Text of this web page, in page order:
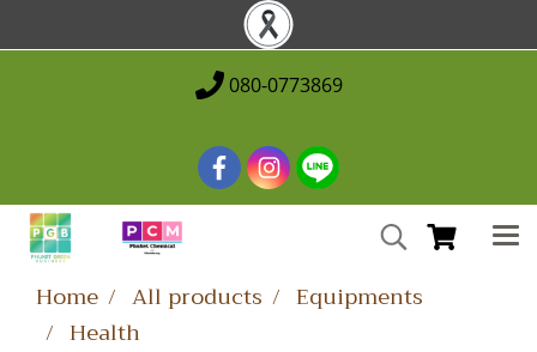
080-0773869
Home All products
Equipments
Health